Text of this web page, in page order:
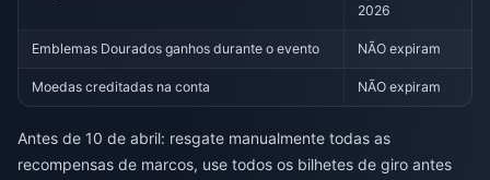
2026
Emblemas Dourados ganhos durante o evento NÃO expiram
Moedas creditadas na conta NÃO expiram
Antes de 10 de abril: resgate manualmente todas as
recompensas de marcos, use todos os bilhetes de giro antes